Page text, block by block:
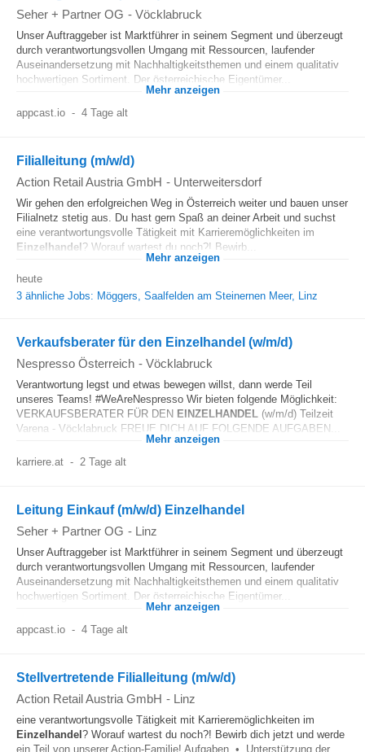
Seher + Partner OG - Vöcklabruck
Unser Auftraggeber ist Marktführer in seinem Segment und überzeugt
durch verantwortungsvollen Umgang mit Ressourcen, laufender
Auseinandersetzung mit Nachhaltigkeitsthemen und einem qualitativ
hochwertigen Sortiment. Der österreichische Eigentümer...
Mehr anzeigen
appcast.io - 4 Tage alt
Filialleitung (m/w/d)
Action Retail Austria GmbH - Unterweitersdorf
Wir gehen den erfolgreichen Weg in Österreich weiter und bauen unser
Filialnetz stetig aus. Du hast gern Spaß an deiner Arbeit und suchst
eine verantwortungsvolle Tätigkeit mit Karrieremöglichkeiten im
Einzelhandel? Worauf wartest du noch?! Bewirb...
Mehr anzeigen
heute
3 ähnliche Jobs: Möggers, Saalfelden am Steinernen Meer, Linz
Verkaufsberater für den Einzelhandel (w/m/d)
Nespresso Österreich - Vöcklabruck
Verantwortung legst und etwas bewegen willst, dann werde Teil
unseres Teams! #WeAreNespresso Wir bieten folgende Möglichkeit:
VERKAUFSBERATER FÜR DEN EINZELHANDEL (w/m/d) Teilzeit
Varena - Vöcklabruck FREUE DICH AUF FOLGENDE AUFGABEN...
Mehr anzeigen
karriere.at - 2 Tage alt
Leitung Einkauf (m/w/d) Einzelhandel
Seher + Partner OG - Linz
Unser Auftraggeber ist Marktführer in seinem Segment und überzeugt
durch verantwortungsvollen Umgang mit Ressourcen, laufender
Auseinandersetzung mit Nachhaltigkeitsthemen und einem qualitativ
hochwertigen Sortiment. Der österreichische Eigentümer...
Mehr anzeigen
appcast.io - 4 Tage alt
Stellvertretende Filialleitung (m/w/d)
Action Retail Austria GmbH - Linz
eine verantwortungsvolle Tätigkeit mit Karrieremöglichkeiten im
Einzelhandel ? Worauf wartest du noch?! Bewirb dich jetzt und werde
ein Teil von unserer Action-Familie! Aufgaben • Unterstützung der